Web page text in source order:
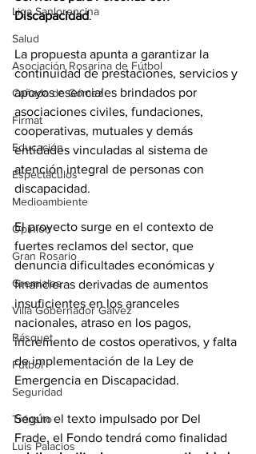
Liga Sanlorencina
Salud
Asociación Rosarina de Fútbol
Cañada de Gómez
Firmat
Educación
Espectáculos
Medioambiente
Opinión
Gran Rosario
Gremiales
Villa Gobernador Gálvez
Básquet
Fútbol
Seguridad
Tránsito
Luis Palacios
Discapacidad.
La propuesta apunta a garantizar la
continuidad de prestaciones, servicios y
apoyos esenciales brindados por
asociaciones civiles, fundaciones,
cooperativas, mutuales y demás
entidades vinculadas al sistema de
atención integral de personas con
discapacidad.
El proyecto surge en el contexto de
fuertes reclamos del sector, que
denuncia dificultades económicas y
financieras derivadas de aumentos
insuficientes en los aranceles
nacionales, atraso en los pagos,
incremento de costos operativos, y falta
de implementación de la Ley de
Emergencia en Discapacidad.
Según el texto impulsado por Del
Frade, el Fondo tendrá como finalidad